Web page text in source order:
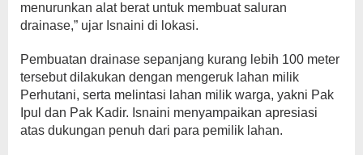
menurunkan alat berat untuk membuat saluran
drainase,” ujar Isnaini di lokasi.
Pembuatan drainase sepanjang kurang lebih 100 meter
tersebut dilakukan dengan mengeruk lahan milik
Perhutani, serta melintasi lahan milik warga, yakni Pak
Ipul dan Pak Kadir. Isnaini menyampaikan apresiasi
atas dukungan penuh dari para pemilik lahan.